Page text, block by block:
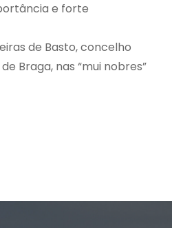
e forte
de Basto, concelho
Braga, nas “mui nobres”